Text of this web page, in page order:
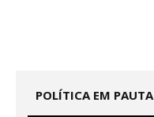
POLÍTICA EM PAUTA